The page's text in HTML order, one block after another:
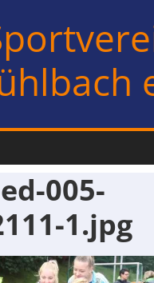
005-
1.jpg